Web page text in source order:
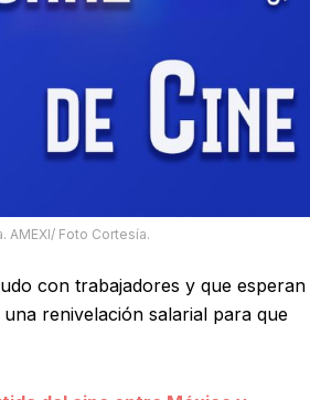
AMEXI/ Foto Cortesía.
con trabajadores y que esperan
renivelación salarial para que